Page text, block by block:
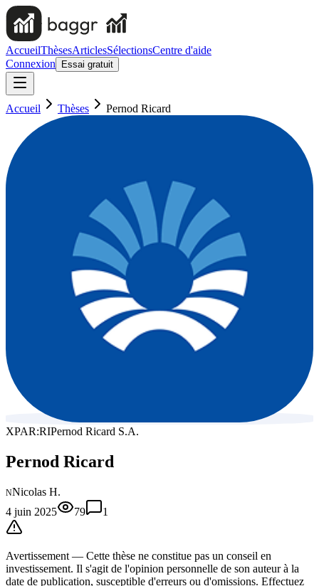
AccueilThèsesArticlesSélectionsCentre d'aide
Connexion
Essai gratuit
Accueil Thèses Pernod Ricard
XPAR:RIPernod Ricard S.A.
Pernod Ricard
NNicolas H.
4 juin 2025
79 1
Avertissement — Cette thèse ne constitue pas un conseil en
investissement. Il s'agit de l'opinion personnelle de son auteur à la
date de publication, susceptible d'erreurs ou d'omissions. Effectuez